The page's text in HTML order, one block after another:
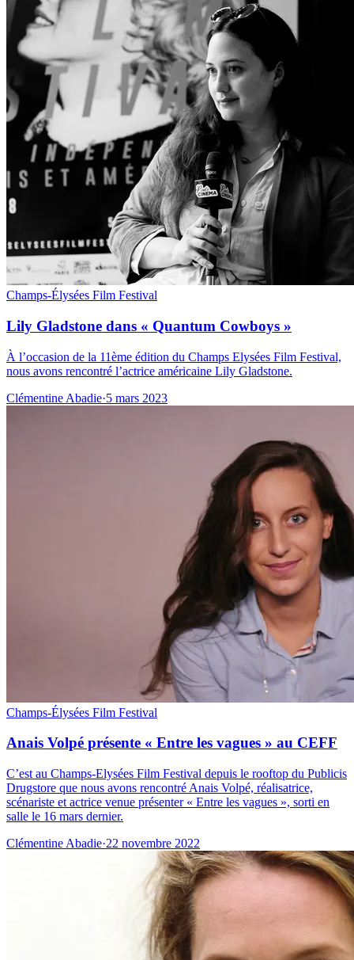
Champs-Élysées Film Festival
Lily Gladstone dans « Quantum Cowboys »
À l’occasion de la 11ème édition du Champs Elysées Film Festival,
nous avons rencontré l’actrice américaine Lily Gladstone.
Clémentine Abadie·5 mars 2023
Champs-Élysées Film Festival
Anais Volpé présente « Entre les vagues » au CEFF
C’est au Champs-Elysées Film Festival depuis le rooftop du Publicis
Drugstore que nous avons rencontré Anais Volpé, réalisatrice,
scénariste et actrice venue présenter « Entre les vagues », sorti en
salle le 16 mars dernier.
Clémentine Abadie·22 novembre 2022